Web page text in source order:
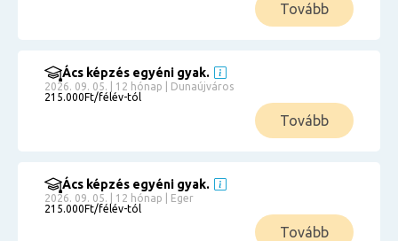
Tovább
Ács képzés egyéni gyak.
2026. 09. 05. | 12 hónap | Dunaújváros
215.000Ft/félév-tól
Tovább
Ács képzés egyéni gyak.
2026. 09. 05. | 12 hónap | Eger
215.000Ft/félév-tól
Tovább